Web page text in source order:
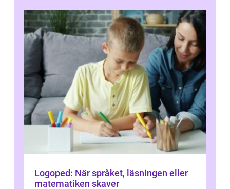
Logoped: När språket, läsningen eller
matematiken skaver